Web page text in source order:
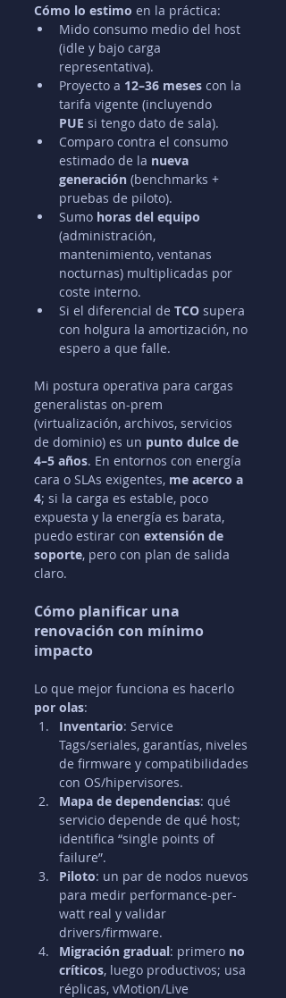
Cómo lo estimo en la práctica:
Mido consumo medio del host
(idle y bajo carga
representativa).
Proyecto a 12–36 meses con la
tarifa vigente (incluyendo
PUE si tengo dato de sala).
Comparo contra el consumo
estimado de la nueva
generación (benchmarks +
pruebas de piloto).
Sumo horas del equipo
(administración,
mantenimiento, ventanas
nocturnas) multiplicadas por
coste interno.
Si el diferencial de TCO supera
con holgura la amortización, no
espero a que falle.
Mi postura operativa para cargas
generalistas on-prem
(virtualización, archivos, servicios
de dominio) es un punto dulce de
4–5 años. En entornos con energía
cara o SLAs exigentes, me acerco a
4; si la carga es estable, poco
expuesta y la energía es barata,
puedo estirar con extensión de
soporte, pero con plan de salida
claro.
Cómo planificar una
renovación con mínimo
impacto
Lo que mejor funciona es hacerlo
por olas:
Inventario: Service
Tags/seriales, garantías, niveles
de firmware y compatibilidades
con OS/hipervisores.
Mapa de dependencias: qué
servicio depende de qué host;
identifica “single points of
failure”.
Piloto: un par de nodos nuevos
para medir performance-per-
watt real y validar
drivers/firmware.
Migración gradual: primero no
críticos, luego productivos; usa
réplicas, vMotion/Live